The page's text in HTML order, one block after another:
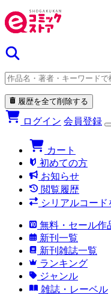
履歴を全て削除する
ログイン 会員登録
カート
初めての方
お知らせ
閲覧履歴
シリアルコード
無料・セール作
新刊一覧
新刊雑誌一覧
ランキング
ジャンル
雑誌・レーベル